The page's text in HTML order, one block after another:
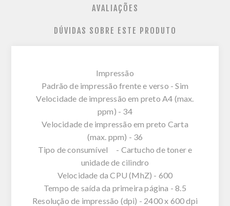
AVALIAÇÕES
DÚVIDAS SOBRE ESTE PRODUTO
Impressão
Padrão de impressão frente e verso - Sim
Velocidade de impressão em preto A4 (max.
ppm) - 34
Velocidade de impressão em preto Carta
(max. ppm) - 36
Tipo de consumível - Cartucho de toner e
unidade de cilindro
Velocidade da CPU (MhZ) - 600
Tempo de saída da primeira página - 8.5
Resolução de impressão (dpi) - 2400 x 600 dpi